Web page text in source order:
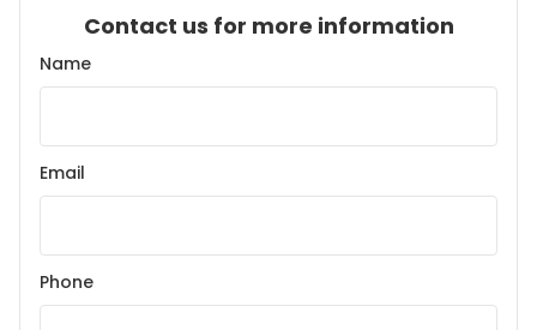
Contact us for more information
Name
Email
Phone